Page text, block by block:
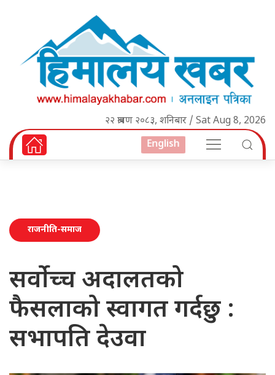
२२ श्रावण २०८३, शनिबार / Sat Aug 8, 2026
English
राजनीति-समाज
सर्वोच्च अदालतको
फैसलाको स्वागत गर्दछु :
सभापति देउवा